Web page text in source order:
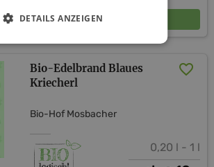
In den Warenkorb
Bio-Edelbrand Blaues
Kriecherl
Bio-Hof Mosbacher
0,20 l - 1 l
DETAILS ANZEIGEN